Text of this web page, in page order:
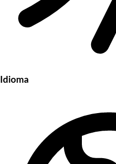
Idioma